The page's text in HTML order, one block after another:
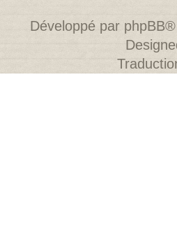
Développé par phpBB®